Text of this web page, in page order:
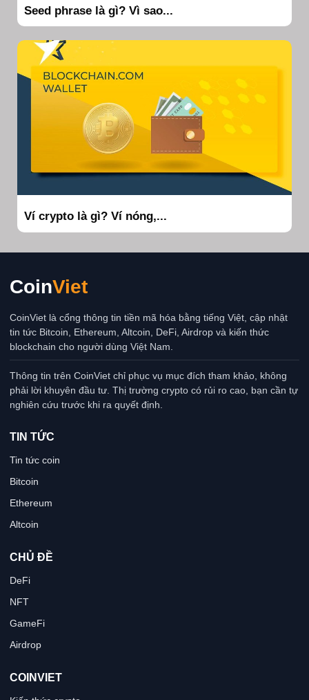
Seed phrase là gì? Vì sao...
Ví crypto là gì? Ví nóng,...
CoinViet
CoinViet là cổng thông tin tiền mã hóa bằng tiếng Việt, cập nhật
tin tức Bitcoin, Ethereum, Altcoin, DeFi, Airdrop và kiến thức
blockchain cho người dùng Việt Nam.
Thông tin trên CoinViet chỉ phục vụ mục đích tham khảo, không
phải lời khuyên đầu tư. Thị trường crypto có rủi ro cao, bạn cần tự
nghiên cứu trước khi ra quyết định.
TIN TỨC
Tin tức coin
Bitcoin
Ethereum
Altcoin
CHỦ ĐỀ
DeFi
NFT
GameFi
Airdrop
COINVIET